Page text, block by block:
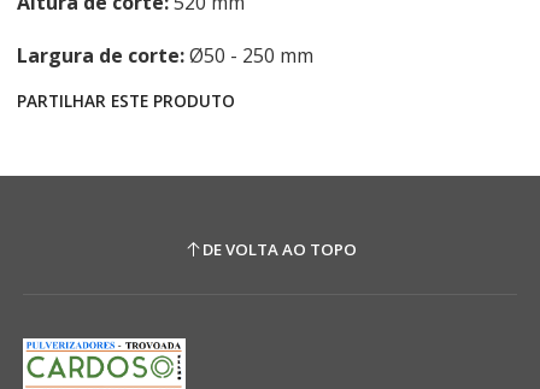
Largura de corte:Ø50 - 250 mm
PARTILHAR ESTE PRODUTO
DE VOLTA AO TOPO